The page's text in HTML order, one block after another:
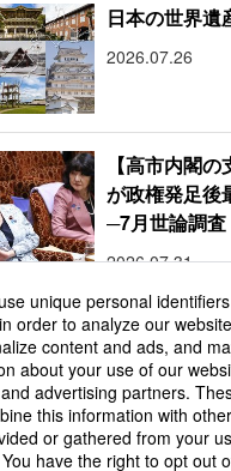
日本の世界遺
2026.07.26
【高市内閣
が政権発足後
─7月世論調査
2026.07.31
もっと見る